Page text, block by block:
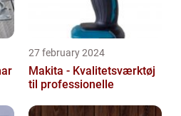
27 february 2024
Makita - Kvalitetsværktøj
til professionelle